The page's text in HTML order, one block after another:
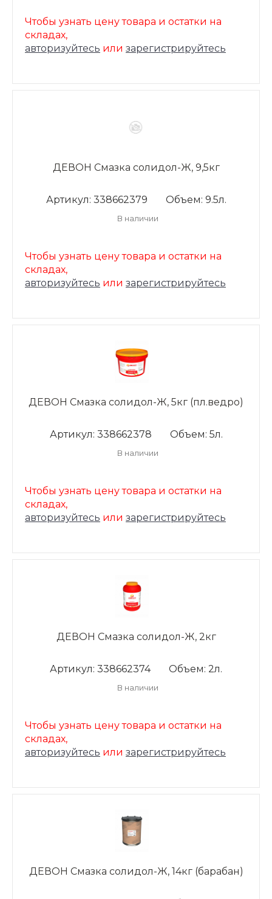
Чтобы узнать цену товара и остатки на
складах,
авторизуйтесь или зарегистрируйтесь
ДЕВОН Смазка солидол-Ж, 9,5кг
Артикул: 338662379 Объем: 9.5л.
В наличии
Чтобы узнать цену товара и остатки на
складах,
авторизуйтесь или зарегистрируйтесь
ДЕВОН Смазка солидол-Ж, 5кг (пл.ведро)
Артикул: 338662378 Объем: 5л.
В наличии
Чтобы узнать цену товара и остатки на
складах,
авторизуйтесь или зарегистрируйтесь
ДЕВОН Смазка солидол-Ж, 2кг
Артикул: 338662374 Объем: 2л.
В наличии
Чтобы узнать цену товара и остатки на
складах,
авторизуйтесь или зарегистрируйтесь
ДЕВОН Смазка солидол-Ж, 14кг (барабан)